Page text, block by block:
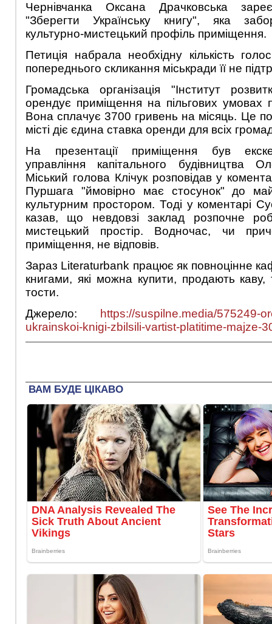
Чернівчанка Оксана Драчковська
"Зберегти Українську книгу", яка
культурно-мистецький профіль приміщення.
Петиція набрала необхідну кількість
попереднього скликання міськради її не
Громадська організація "Інститут
орендує приміщення на пільгових умовах
Вона сплачує 3700 гривень на місяць. Це
місті діє єдина ставка оренди для всіх
На презентації приміщення був
управління капітального будівництва
Міський голова Клічук розповідав у
Пуршага "ймовірно має стосунок" до
культурним простором. Тоді у коментарі
казав, що невдовзі заклад розпочне
мистецький простір. Водночас, чи
приміщення, не відповів.
Зараз Literaturbank працює як повноцінне
книгами, які можна купити, продають каву,
тости.
Джерело:
https://suspilne.media/575249-
ukrainskoi-knigi-zbilsili-vartist-platitime-majze-